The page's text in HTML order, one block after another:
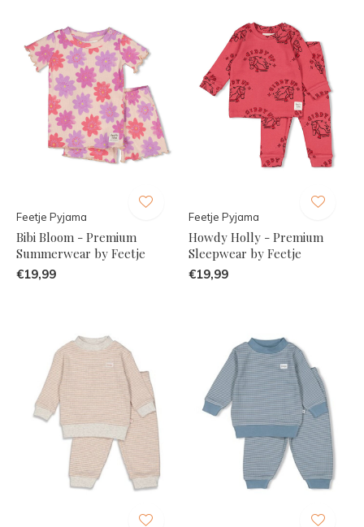
Feetje Pyjama
Bibi Bloom - Premium
Summerwear by Feetje
€19,99
Feetje Pyjama
Howdy Holly - Premium
Sleepwear by Feetje
€19,99